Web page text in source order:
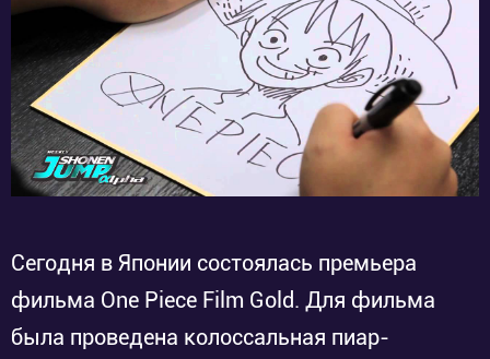
Сегодня в Японии состоялась премьера
фильма One Piece Film Gold. Для фильма
была проведена колоссальная пиар-